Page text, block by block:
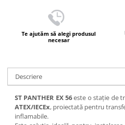
Te ajutăm să alegi produsul
necesar
Descriere
ST PANTHER EX 56este o stație de
ATEX/IECEx, proiectată pentru
inflamabile.